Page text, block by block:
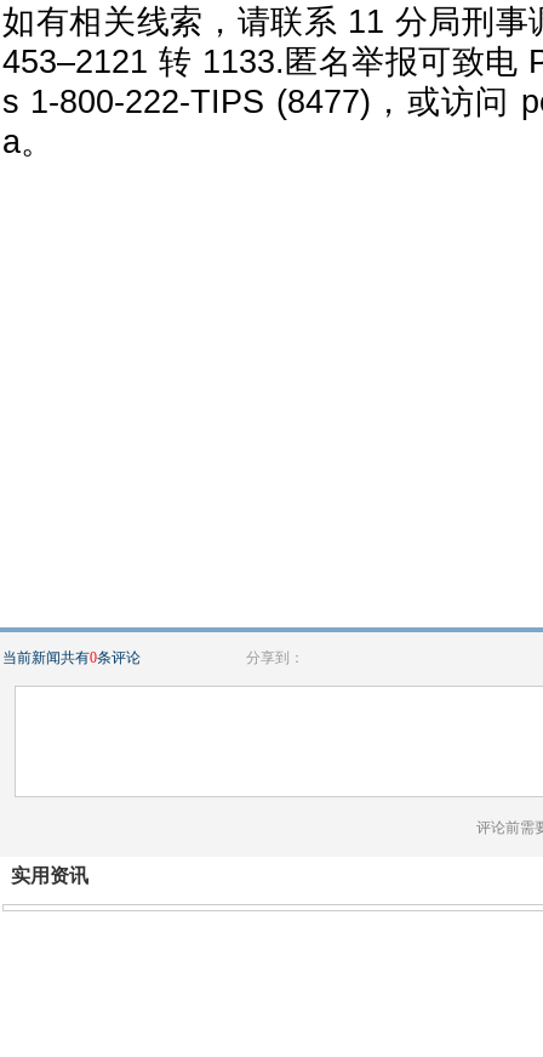
如有相关线索，请联系 11 分局刑事
453–2121 转 1133.匿名举报可致电
s 1-800-222-TIPS (8477)，或访问
a。
当前新闻共有0条评论 分享到：
评论前需
实用资讯